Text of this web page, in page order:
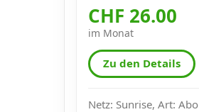
CHF 26.00
im Monat
Zu den Details
Netz: Sunrise, Art: Abo